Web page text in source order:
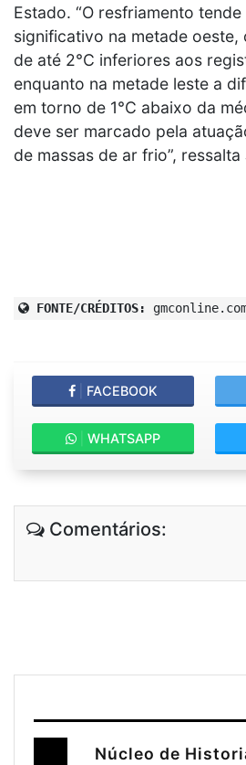
Estado. “O resfriamento
significativo na metade oeste,
de até 2°C inferiores aos
enquanto na metade leste a
em torno de 1°C abaixo da
deve ser marcado pela
de massas de ar frio”, ressalta
FONTE/CRÉDITOS:
FACEBOOK
WHATSAPP
Comentários:
Núcleo de